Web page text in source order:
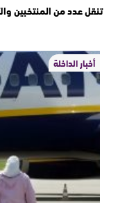
تنقل عدد من المنتخبين
أخبار الداخلة